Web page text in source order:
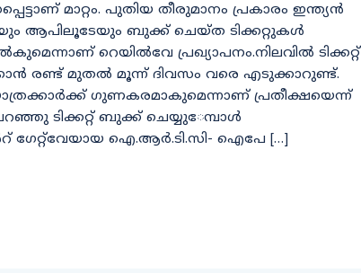
മാറ്റം. പുതിയ തീരുമാനം പ്രകാരം ഇന്ത്യൻ
ആപിലൂടേയും ബുക്ക്​ ചെയ്​ത ടിക്കറ്റുകൾ
റെയിൽവേ പ്രഖ്യാപനം.നിലവിൽ ടിക്കറ്റ്​
രണ്ട്​ മുതൽ മൂന്ന്​ ദിവസം വരെ എടുക്കാറുണ്ട്​.
ഗുണകരമാകുമെന്നാണ്​ പ്രതീക്ഷയെന്ന്​
ടിക്കറ്റ്​ ബുക്ക്​ ചെയ്യു​േമ്പാൾ
ഗേറ്റ്​വേയായ ഐ.ആർ.ടി.സി- ഐപേ […]